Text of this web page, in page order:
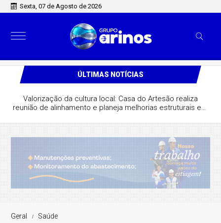
Sexta, 07 de Agosto de 2026
ÚLTIMAS NOTÍCIAS
Valorização da cultura local: Casa do Artesão realiza
reunião de alinhamento e planeja melhorias estruturais em
Geral Saúde